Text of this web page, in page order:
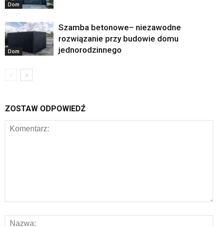
Dom
Dom
Szamba betonowe– niezawodne
rozwiązanie przy budowie domu
jednorodzinnego
ZOSTAW ODPOWIEDŹ